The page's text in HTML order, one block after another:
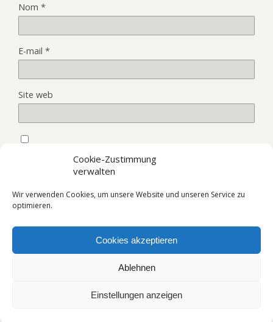
Cookie-Zustimmung
verwalten
Wir verwenden Cookies, um unsere Website und unseren Service zu
optimieren.
Cookies akzeptieren
Ablehnen
Einstellungen anzeigen
Nom *
E-mail *
Site web
navigateur pour mon prochain commentaire.
Retour au début